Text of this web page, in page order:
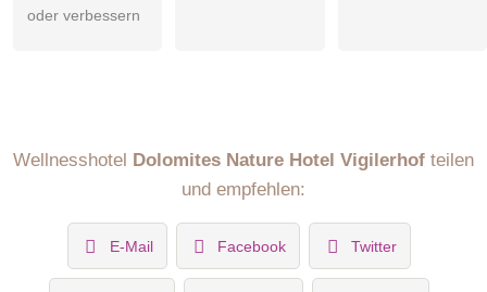
wie eine Klimaanlage für angenehme Temperaturen, ein
oder verbessern
Wellnesshotel Dolomites Nature Hotel Vigilerhof teilen
und empfehlen:
E-Mail Facebook Twitter